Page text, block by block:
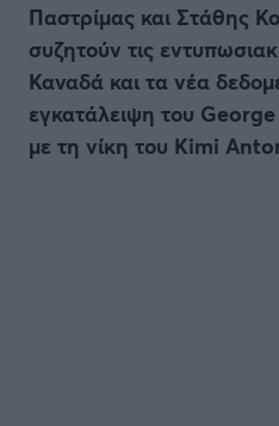
Παστρίμας και Στάθης
συζητούν τις
Καναδά και τα νέα
εγκατάλειψη του
με τη νίκη του Kimi